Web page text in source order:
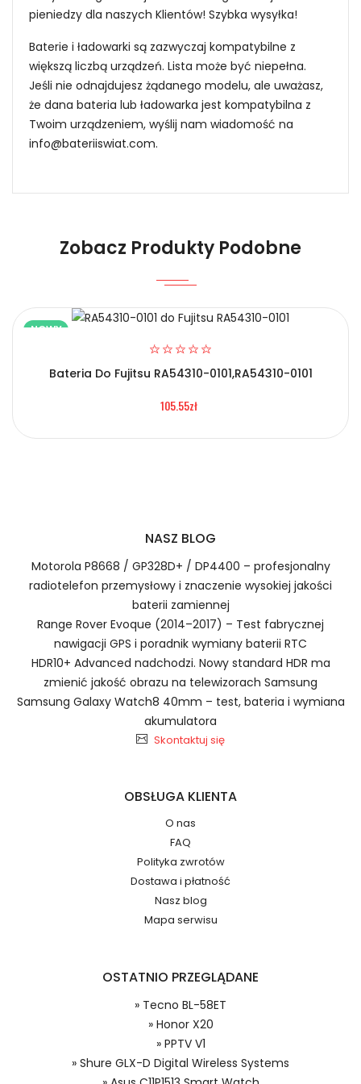
pieniedzy dla naszych Klientów! Szybka wysyłka!
Baterie i ładowarki są zazwyczaj kompatybilne z
większą liczbą urządzeń. Lista może być niepełna.
Jeśli nie odnajdujesz żądanego modelu, ale uważasz,
że dana bateria lub ładowarka jest kompatybilna z
Twoim urządzeniem, wyślij nam wiadomość na
info@bateriiswiat.com.
Niezawodność i pewność
Certyfikaty bezpieczeństwa i zgodności
Prawo zwrotu w ciągu 30 dni
Szybka dostawa
Baterie do Smartfonów i
Dzięki ochronie kupujących w
systemie PayPal możesz odzyskać
całkowitą wartość zakupu, jeśli
zakupiony przedmiot do Ciebie nie
1.Model urządzenia
2.Numer produktu baterii
1.Model urządzenia
2.Numer produktu baterii
Numer produktu ładowarki
Model urządzenia
Jak naładować Baterie do Smartfonów i
Telefonów PPTV PS0104UA1BRS?
Jak przedłużyć żywotność Baterie do
Smartfonów i Telefonów PPTV V1?
Zobacz Produkty Podobne
NOWY
Bateria Do Fujitsu RA54310-0101,RA54310-0101
105.55zł
NASZ BLOG
Motorola P8668 / GP328D+ / DP4400 – profesjonalny
radiotelefon przemysłowy i znaczenie wysokiej jakości
baterii zamiennej
Range Rover Evoque (2014–2017) – Test fabrycznej
nawigacji GPS i poradnik wymiany baterii RTC
HDR10+ Advanced nadchodzi. Nowy standard HDR ma
zmienić jakość obrazu na telewizorach Samsung
Samsung Galaxy Watch8 40mm – test, bateria i wymiana
akumulatora
Skontaktuj się
OBSŁUGA KLIENTA
O nas
FAQ
Polityka zwrotów
Dostawa i płatność
Nasz blog
Mapa serwisu
OSTATNIO PRZEGLĄDANE
» Tecno BL-58ET
» Honor X20
» PPTV V1
» Shure GLX-D Digital Wireless Systems